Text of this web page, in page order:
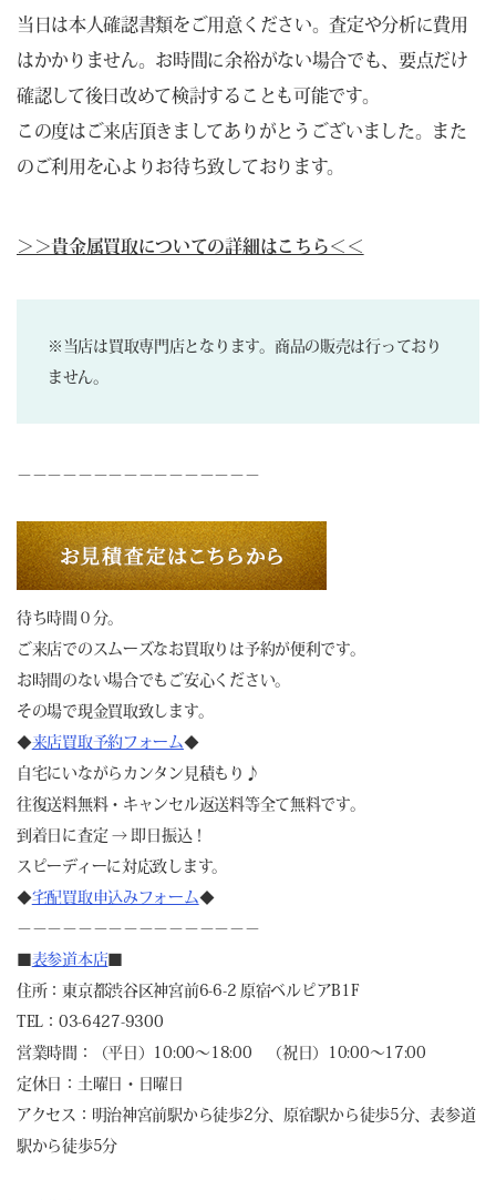
当日は本人確認書類をご用意ください。査定や分析に費用
はかかりません。お時間に余裕がない場合でも、要点だけ
確認して後日改めて検討することも可能です。
この度はご来店頂きましてありがとうございました。また
のご利用を心よりお待ち致しております。
＞＞貴金属買取についての詳細はこちら＜＜
※当店は買取専門店となります。商品の販売は行っており
ません。
－－－－－－－－－－－－－－－－
待ち時間０分。
ご来店でのスムーズなお買取りは予約が便利です。
お時間のない場合でもご安心ください。
その場で現金買取致します。
◆来店買取予約フォーム◆
自宅にいながらカンタン見積もり♪
往復送料無料・キャンセル返送料等全て無料です。
到着日に査定 → 即日振込！
スピーディーに対応致します。
◆宅配買取申込みフォーム◆
－－－－－－－－－－－－－－－－
表参道本店
住所：東京都渋谷区神宮前6-6-2 原宿ベルピアB1F
TEL：03-6427-9300
営業時間：（平日）10:00～18:00 （祝日）10:00～17:00
定休日：土曜日・日曜日
アクセス：明治神宮前駅から徒歩2分、原宿駅から徒歩5分、表参道
駅から徒歩5分